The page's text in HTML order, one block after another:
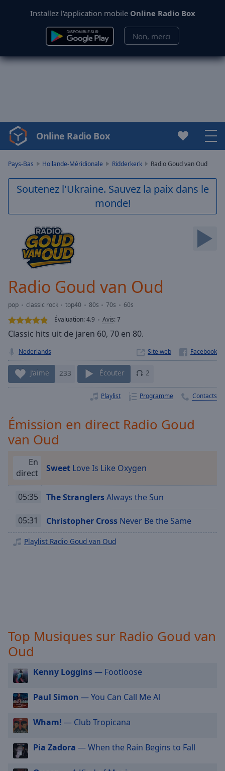
Installez l'application mobile Online Radio Box
Non, merci
Video
Player
Play
Video
Skip
Forward
Current
Loaded:
0.00%
Stream
Seek to
live,
currently
behind
liveLIVE
1x
Chapters
Chapters
Descriptions
descriptions
off,
subtitles
settings
dialog
off
selected
Audio
Picture-
Picture
Fullscreen
Online Radio Box
Pays-Bas Hollande-Méridionale Ridderkerk Radio Goud van Oud
Soutenez l'Ukraine. Sauvez la paix dans le
monde!
Radio Goud van Oud
pop classic rock top40 80s 70s
60s
Évaluation:4.9 Avis:7
Classic hits uit de jaren 60, 70 en 80.
Nederlands Site web
J’aime 233 Écouter 2
Playlist Programme Contacts
Émission en direct Radio Goud
van Oud
En
direct
Sweet Love Is Like Oxygen
05:35 The StranglersAlways the Sun
05:31 Christopher Cross Never Be the Same
Playlist Radio Goud van Oud
Top Musiques sur Radio Goud van
Oud
Kenny Loggins— Footloose
Paul Simon — You Can Call Me Al
Wham! — Club Tropicana
Pia Zadora — When the Rain Begins to Fall